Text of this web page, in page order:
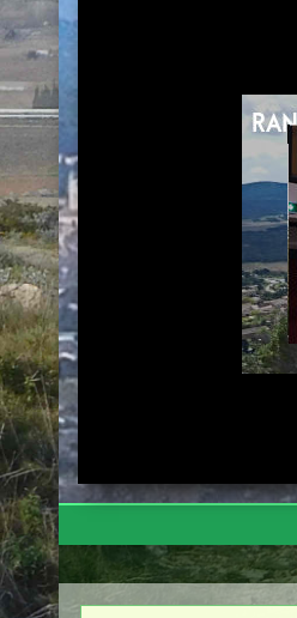
Voyages
Infos pratiques